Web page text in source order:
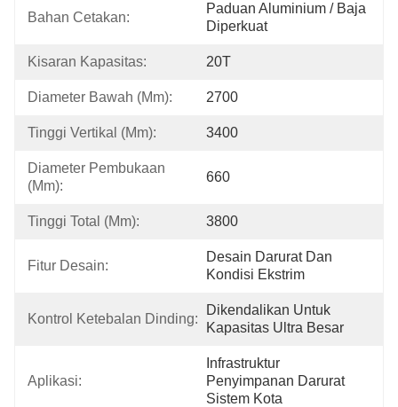
Bahan Cetakan:
Paduan Aluminium / Baja
Diperkuat
Kisaran Kapasitas: 20T
Diameter Bawah (mm): 2700
Tinggi Vertikal (mm): 3400
Diameter Pembukaan
(mm):
660
Tinggi Total (mm): 3800
Fitur Desain:
Desain Darurat Dan
Kondisi Ekstrim
Kontrol Ketebalan Dinding:
Dikendalikan Untuk
Kapasitas Ultra Besar
Aplikasi:
Infrastruktur
Penyimpanan Darurat
Sistem Kota